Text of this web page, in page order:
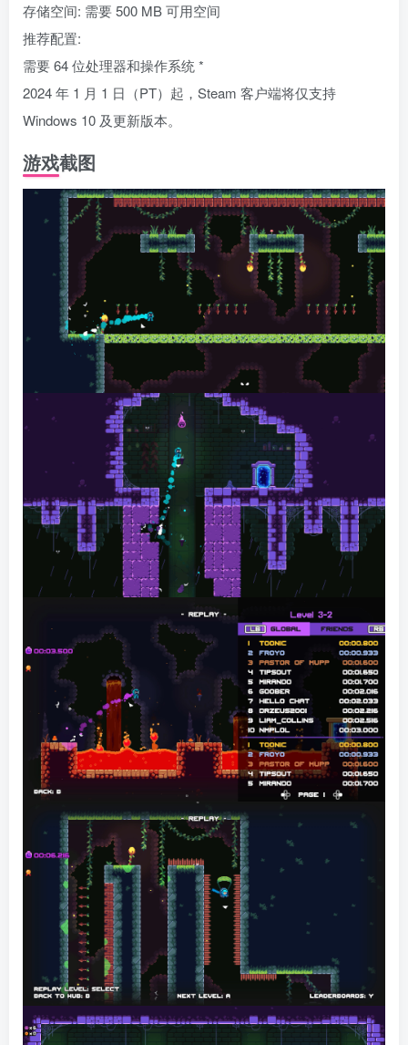
存储空间: 需要 500 MB 可用空间
推荐配置:
需要 64 位处理器和操作系统 *
2024 年 1 月 1 日（PT）起，Steam 客户端将仅支持
Windows 10 及更新版本。
游戏截图